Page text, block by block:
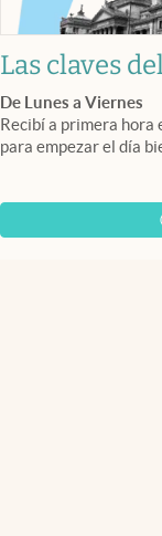
Las claves
De Lunes a Viernes
Recibí a primera hora
para empezar el día